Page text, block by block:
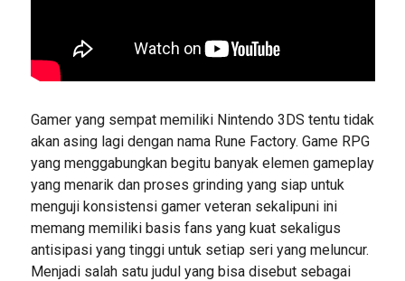
Gamer yang sempat memiliki Nintendo 3DS tentu tidak
akan asing lagi dengan nama Rune Factory. Game RPG
yang menggabungkan begitu banyak elemen gameplay
yang menarik dan proses grinding yang siap untuk
menguji konsistensi gamer veteran sekalipuni ini
memang memiliki basis fans yang kuat sekaligus
antisipasi yang tinggi untuk setiap seri yang meluncur.
Menjadi salah satu judul yang bisa disebut sebagai